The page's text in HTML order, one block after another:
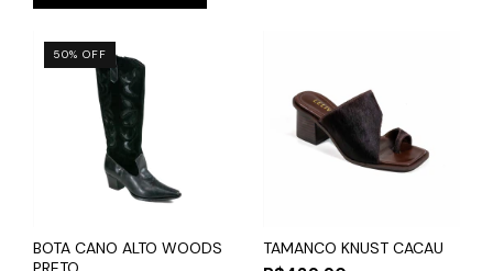
50% OFF
BOTA CANO ALTO WOODS
TAMANCO KNUST CACAU